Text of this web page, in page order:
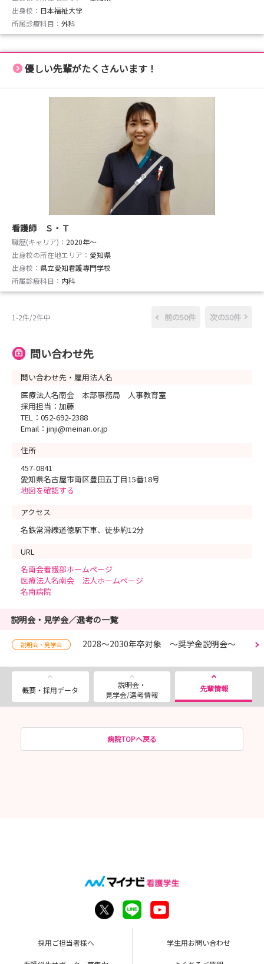
出身校： 日本福祉大学
所属診療科目： 外科
優しい先輩がたくさんいます！
看護師 Ｓ・Ｔ
職歴(キャリア)： 2020年〜
出身校の所在地エリア： 愛知県
出身校： 県立愛知看護専門学校
所属診療科目： 内科
1-2件/2件中 前の50件 次の50件
問い合わせ先
問い合わせ先・雇用法人名
医療法人名南会 本部事務局 人事教育室
採用担当：加藤
TEL：052-692-2388
Email：jinji@meinan.or.jp
住所
457-0841
愛知県名古屋市南区豊田五丁目15番18号
地図を確認する
アクセス
名鉄常滑線道徳駅下車、徒歩約12分
URL
名南会看護部ホームページ
医療法人名南会 法人ホームページ
名南病院
説明会・見学会／選考の一覧
説明会・見学会 2028～2030年卒対象 ～奨学金説明会～
概要・採用データ
説明会・
見学会/選考情報
先輩情報
病院TOPへ戻る
採用ご担当者様へ 学生用お問い合わせ